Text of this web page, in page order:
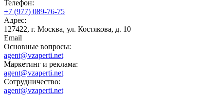
Телефон:
+7 (977) 089-76-75
Адрес:
127422, г. Москва, ул. Костякова, д. 10
Email
Основные вопросы:
agent@vzaperti.net
Маркетинг и реклама:
agent@vzaperti.net
Сотрудничество:
agent@vzaperti.net